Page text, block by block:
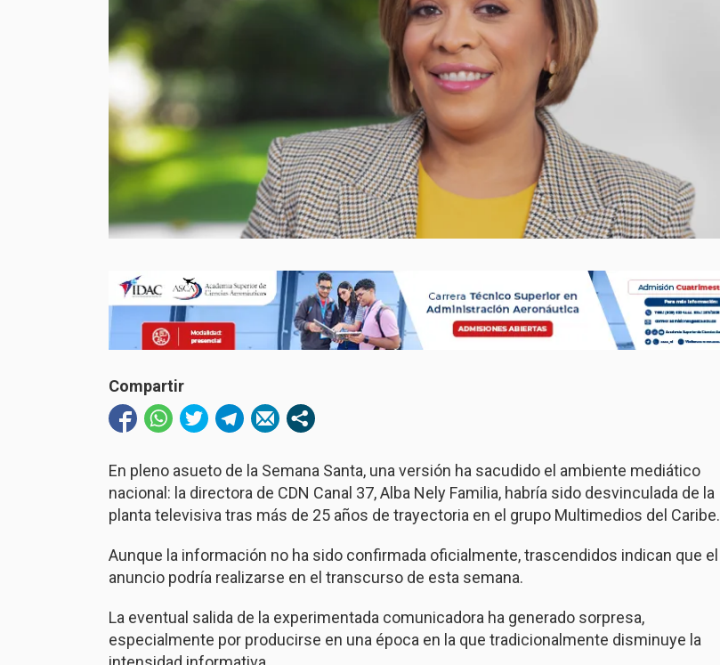
Compartir
En pleno asueto de la Semana Santa, una versión ha sacudido el ambiente mediático
nacional: la directora de CDN Canal 37, Alba Nely Familia, habría sido desvinculada de la
planta televisiva tras más de 25 años de trayectoria en el grupo Multimedios del Caribe.
Aunque la información no ha sido confirmada oficialmente, trascendidos indican que el
anuncio podría realizarse en el transcurso de esta semana.
La eventual salida de la experimentada comunicadora ha generado sorpresa,
especialmente por producirse en una época en la que tradicionalmente disminuye la